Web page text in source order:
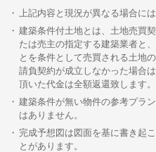
上記内容と現況が異なる場合に
建築条件付土地とは、土地売買
たは売主の指定する建築業者と
とを条件として売買される土地
請負契約が成立しなかった場合
頂いた代金は全額返還致します。
建築条件が無い物件の参考プラ
はありません。
完成予想図は図面を基に書き起
とがあります。